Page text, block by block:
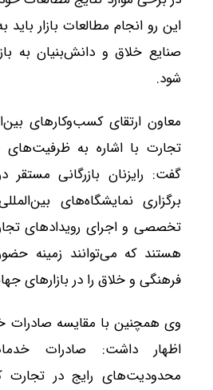
این رو انجام مطالعات بازار باید
صنایع خلاق و دانش‌بنیان به
شود.
معاون ارتقای کسب‌وکارهای
تجارت با اشاره به ظرفیت‌های
گفت: رایزنان بازرگانی
برگزاری نمایشگاه‌های
تخصصی و اجرای رویدادهای
هستند که می‌توانند زمینه
فرهنگی و خلاق را در بازارهای
وی همچنین با مقایسه صادرات
اظهار داشت: صادرات
محدودیت‌های رایج در تجارت